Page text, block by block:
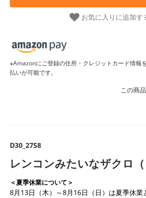
お気に入りに追加す
※Amazonにご登録の住所・クレジットカード情報
払いが可能です。
この商
D30_2758
レンコンみたいなザクロ（
＜夏季休業について＞
8月13日（木）～8月16日（日）は夏季休業